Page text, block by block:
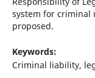
system for criminal
proposed.
Keywords:
Criminal liability,